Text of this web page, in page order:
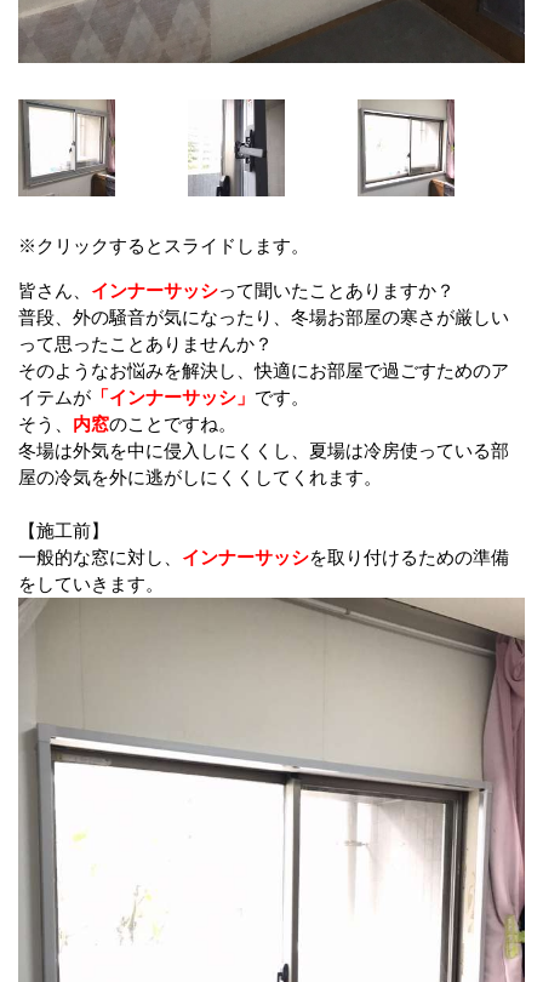
※クリックするとスライドします。
皆さん、 インナーサッシって聞いたことありますか？
普段、外の騒音が気になったり、冬場お部屋の寒さが厳しい
って思ったことありませんか？
そのようなお悩みを解決し、快適にお部屋で過ごすためのア
イテムが 「インナーサッシ」 です。
そう、 内窓のことですね。
冬場は外気を中に侵入しにくくし、夏場は冷房使っている部
屋の冷気を外に逃がしにくくしてくれます。
【施工前】
一般的な窓に対し、 インナーサッシを取り付けるための準備
をしていきます。